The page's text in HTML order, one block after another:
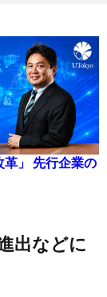
」 先行企業の